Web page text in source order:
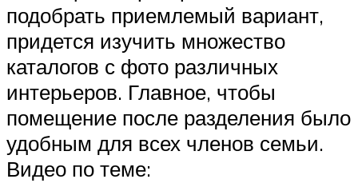
подобрать приемлемый вариант,
придется изучить множество
каталогов с фото различных
интерьеров. Главное, чтобы
помещение после разделения было
удобным для всех членов семьи.
Видео по теме: